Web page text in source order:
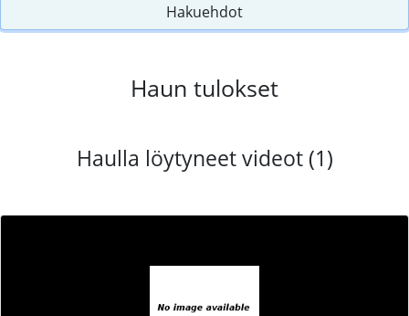
Hakuehdot
Haun tulokset
Haulla löytyneet videot (1)